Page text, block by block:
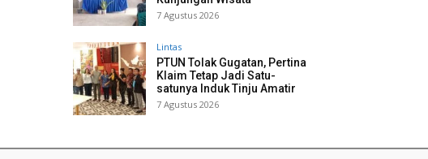
7 Agustus 2026
Lintas
PTUN Tolak Gugatan, Pertina
Klaim Tetap Jadi Satu-
satunya Induk Tinju Amatir
7 Agustus 2026